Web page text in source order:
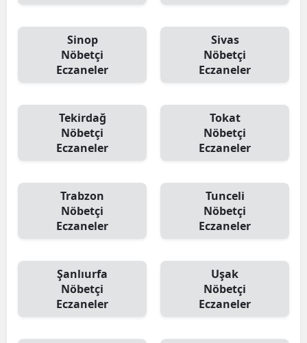
Sinop
Nöbetçi
Eczaneler
Sivas
Nöbetçi
Eczaneler
Tekirdağ
Nöbetçi
Eczaneler
Tokat
Nöbetçi
Eczaneler
Trabzon
Nöbetçi
Eczaneler
Tunceli
Nöbetçi
Eczaneler
Şanlıurfa
Nöbetçi
Eczaneler
Uşak
Nöbetçi
Eczaneler